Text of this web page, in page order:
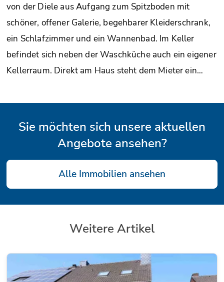
von der Diele aus Aufgang zum Spitzboden mit
schöner, offener Galerie, begehbarer Kleiderschrank,
ein Schlafzimmer und ein Wannenbad. Im Keller
befindet sich neben der Waschküche auch ein eigener
Kellerraum. Direkt am Haus steht dem Mieter ein…
Sie möchten sich unsere aktuellen
Angebote ansehen?
Alle Immobilien ansehen
Weitere Artikel